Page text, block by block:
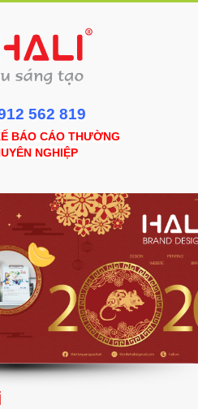
562 819
BÁO CÁO THƯỜNG
NGHIỆP